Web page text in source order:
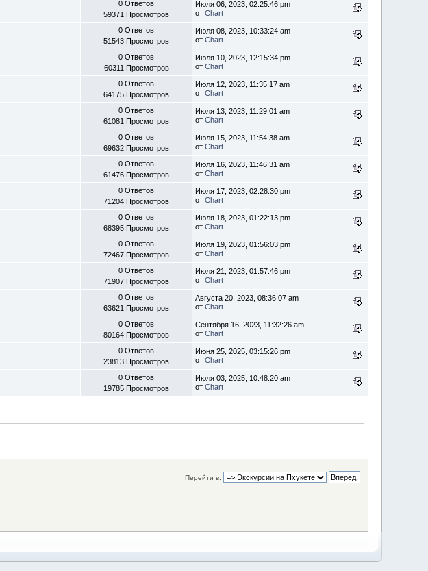
0 Ответов
59371 Просмотров
Июля 06, 2023, 02:25:46 pm
отChart
0 Ответов
51543 Просмотров
Июля 08, 2023, 10:33:24 am
отChart
0 Ответов
60311 Просмотров
Июля 10, 2023, 12:15:34 pm
отChart
0 Ответов
64175 Просмотров
Июля 12, 2023, 11:35:17 am
отChart
0 Ответов
61081 Просмотров
Июля 13, 2023, 11:29:01 am
отChart
0 Ответов
69632 Просмотров
Июля 15, 2023, 11:54:38 am
отChart
0 Ответов
61476 Просмотров
Июля 16, 2023, 11:46:31 am
отChart
0 Ответов
71204 Просмотров
Июля 17, 2023, 02:28:30 pm
отChart
0 Ответов
68395 Просмотров
Июля 18, 2023, 01:22:13 pm
отChart
0 Ответов
72467 Просмотров
Июля 19, 2023, 01:56:03 pm
отChart
0 Ответов
71907 Просмотров
Июля 21, 2023, 01:57:46 pm
отChart
0 Ответов
63621 Просмотров
Августа 20, 2023, 08:36:07 am
отChart
0 Ответов
80164 Просмотров
Сентября 16, 2023, 11:32:26 am
отChart
0 Ответов
23813 Просмотров
Июня 25, 2025, 03:15:26 pm
отChart
0 Ответов
19785 Просмотров
Июля 03, 2025, 10:48:20 am
отChart
Перейти в: